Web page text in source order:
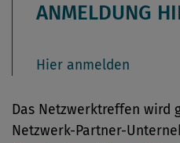
ANMELDUNG
Hier anmelden
Das Netzwerktreffen wird
Netzwerk-Partner-